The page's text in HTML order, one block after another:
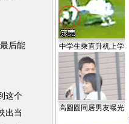
后能
这个
出当
中学生乘直升机上学
高圆圆同居男友曝光